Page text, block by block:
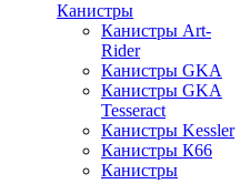
Канистры
Канистры Art-
Rider
Канистры GKA
Канистры GKA
Tesseract
Канистры Kessler
Канистры К66
Канистры